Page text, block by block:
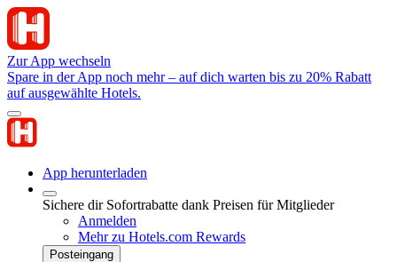
Zur App wechseln
Spare in der App noch mehr – auf dich warten bis zu 20% Rabatt
auf ausgewählte Hotels.
App herunterladen
Sichere dir Sofortrabatte dank Preisen für Mitglieder
Anmelden
Mehr zu Hotels.com Rewards
Posteingang